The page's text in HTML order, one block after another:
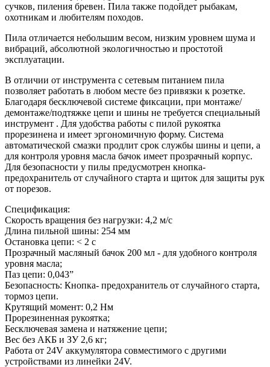
сучков, пиления бревен. Пила также подойдет рыбакам,
охотникам и любителям походов.
Пила отличается небольшим весом, низким уровнем шума и
вибраций, абсолютной экологичностью и простотой
эксплуатации.
В отличии от инструмента с сетевым питанием пила
позволяет работать в любом месте без привязки к розетке.
Благодаря бесключевой системе фиксации, при монтаже/
демонтаже/подтяжке цепи и шины не требуется специальный
инструмент . Для удобства работы с пилой рукоятка
прорезинена и имеет эргономичную форму. Система
автоматической смазки продлит срок службы шины и цепи, а
для контроля уровня масла бачок имеет прозрачный корпус.
Для безопасности у пилы предусмотрен кнопка-
предохранитель от случайного старта и щиток для защиты рук
от порезов.
Спецификация:
Скорость вращения без нагрузки: 4,2 м/с
Длина пильной шины: 254 мм
Остановка цепи: < 2 с
Прозрачный масляный бачок 200 мл - для удобного контроля
уровня масла;
Паз цепи: 0,043”
Безопасность: Кнопка- предохранитель от случайного старта,
тормоз цепи.
Крутящий момент: 0,2 Нм
Прорезиненная рукоятка;
Бесключевая замена и натяжение цепи;
Вес без АКБ и ЗУ 2,6 кг;
Работа от 24V аккумулятора совместимого с другими
устройствами из линейки 24V.